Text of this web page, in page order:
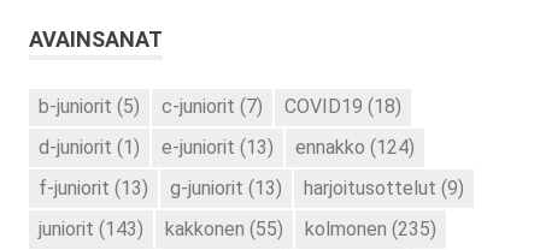
AVAINSANAT
b-juniorit (5) c-juniorit (7) COVID19 (18)
d-juniorit (1) e-juniorit (13) ennakko (124)
f-juniorit (13) g-juniorit (13) harjoitusottelut (9)
juniorit (143) kakkonen (55) kolmonen (235)